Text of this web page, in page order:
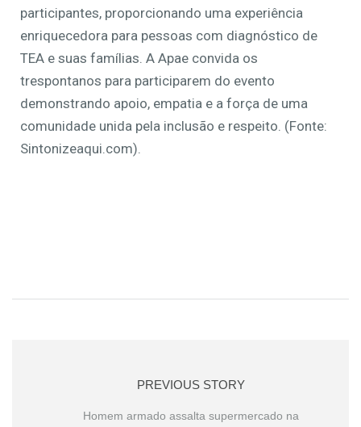
participantes, proporcionando uma experiência
enriquecedora para pessoas com diagnóstico de
TEA e suas famílias. A Apae convida os
trespontanos para participarem do evento
demonstrando apoio, empatia e a força de uma
comunidade unida pela inclusão e respeito. (Fonte:
Sintonizeaqui.com).
PREVIOUS STORY
Homem armado assalta supermercado na